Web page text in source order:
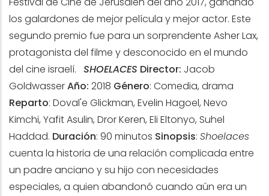
los galardones de mejor película y mejor actor. Este
segundo premio fue para un sorprendente Asher Lax,
protagonista del filme y desconocido en el mundo
del cine israelí. SHOELACES Director: Jacob
GoldwasserAño: 2018 Género: Comedia, drama
Reparto: Doval'e Glickman, Evelin Hagoel, Nevo
Kimchi, Yafit Asulin, Dror Keren, Eli Eltonyo, Suhel
Haddad. Duración: 90 minutos Sinopsis: Shoelaces
cuenta la historia de una relación complicada entre
un padre anciano y su hijo con necesidades
especiales, a quien abandonó cuando aún era un